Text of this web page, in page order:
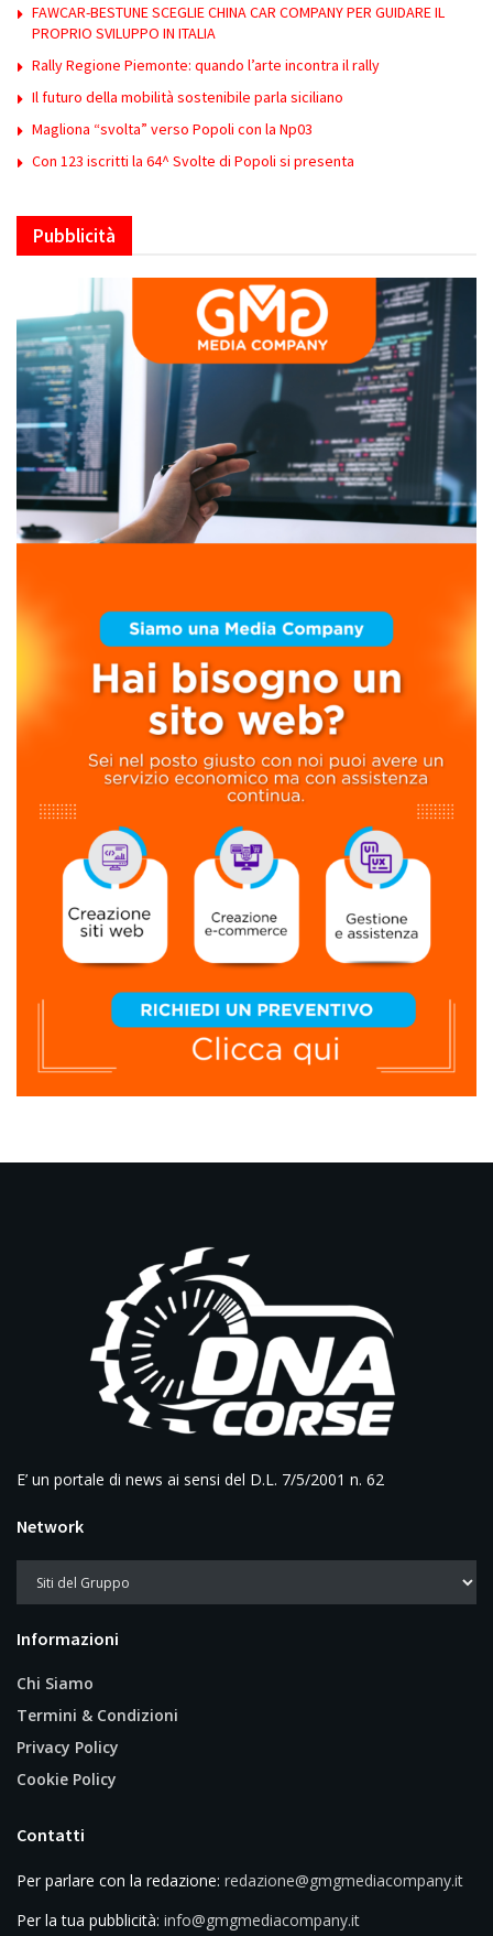
FAWCAR-BESTUNE SCEGLIE CHINA CAR COMPANY PER GUIDARE IL
PROPRIO SVILUPPO IN ITALIA
Rally Regione Piemonte: quando l’arte incontra il rally
Il futuro della mobilità sostenibile parla siciliano
Magliona “svolta” verso Popoli con la Np03
Con 123 iscritti la 64^ Svolte di Popoli si presenta
Pubblicità
E’ un portale di news ai sensi del D.L. 7/5/2001 n. 62
Network
Informazioni
Chi Siamo
Termini & Condizioni
Privacy Policy
Cookie Policy
Contatti
Per parlare con la redazione: redazione@gmgmediacompany.it
Per la tua pubblicità: info@gmgmediacompany.it